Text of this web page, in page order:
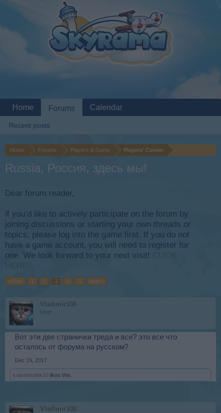
Home Forums Players & Game Players' Corner
Russia, Россия, здесь мы!
Dear forum reader,
if you’d like to actively participate on the forum by
joining discussions or starting your own threads or
topics, please log into the game first. If you do not
have a game account, you will need to register for
one. We look forward to your next visit! CLICK
HERE
< Prev 1 2 3 4 5 Next >
Vladimir108
User
Вот эти две странички треда и все? это все что
осталось от форума на русском?
Dec 19, 2017
krasnoludek10 likes this.
Vladimir108
Home Forums
Recent posts
Calendar